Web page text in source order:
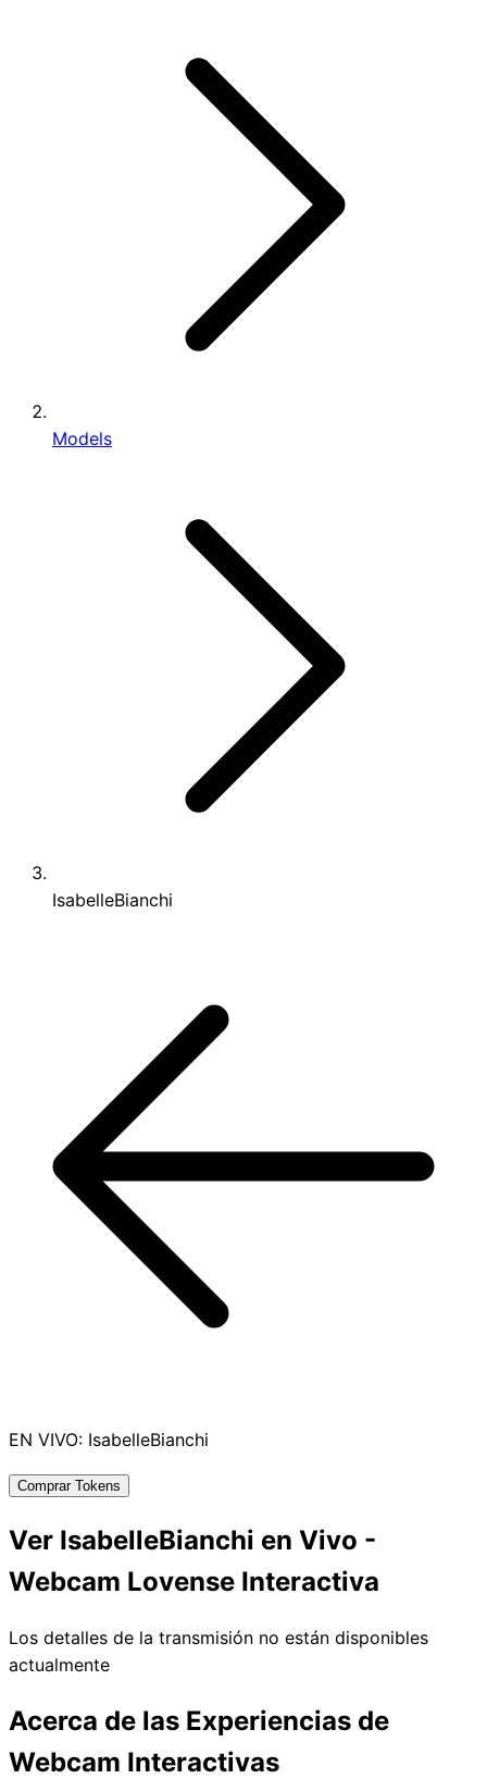
Models
IsabelleBianchi
EN VIVO: IsabelleBianchi
Comprar Tokens
Ver IsabelleBianchi en Vivo -
Webcam Lovense Interactiva
Los detalles de la transmisión no están disponibles
actualmente
Acerca de las Experiencias de
Webcam Interactivas